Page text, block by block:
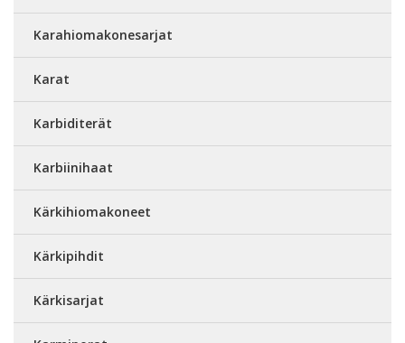
Karahiomakonesarjat
Karat
Karbiditerät
Karbiinihaat
Kärkihiomakoneet
Kärkipihdit
Kärkisarjat